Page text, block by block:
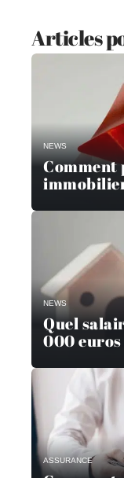
Articles
NEWS
Comment
NEWS
Quel
000
ASSURANCE